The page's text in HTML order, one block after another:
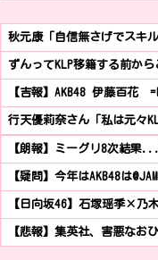
秋元康「自信無さげでスキ
ずんってKLP移籍する前か
【吉報】AKB48 伊藤百花
行天優莉奈さん「私は元々
【朗報】ミーグリ8次結果
【疑問】今年はAKB48は
【日向坂46】石塚瑶季×乃
【悲報】集英社、害悪なお